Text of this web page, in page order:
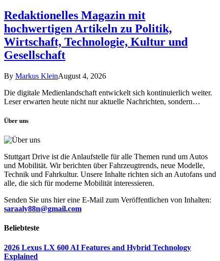
Redaktionelles Magazin mit
hochwertigen Artikeln zu Politik,
Wirtschaft, Technologie, Kultur und
Gesellschaft
By Markus KleinAugust 4, 2026
Die digitale Medienlandschaft entwickelt sich kontinuierlich weiter.
Leser erwarten heute nicht nur aktuelle Nachrichten, sondern…
Über uns
Stuttgart Drive ist die Anlaufstelle für alle Themen rund um Autos
und Mobilität. Wir berichten über Fahrzeugtrends, neue Modelle,
Technik und Fahrkultur. Unsere Inhalte richten sich an Autofans und
alle, die sich für moderne Mobilität interessieren.
Senden Sie uns hier eine E-Mail zum Veröffentlichen von Inhalten:
saraaly88n@gmail.com
Beliebteste
2026 Lexus LX 600 AI Features and Hybrid Technology
Explained